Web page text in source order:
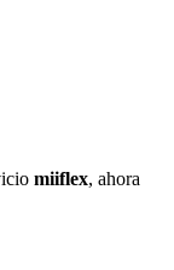
miiflex, ahora